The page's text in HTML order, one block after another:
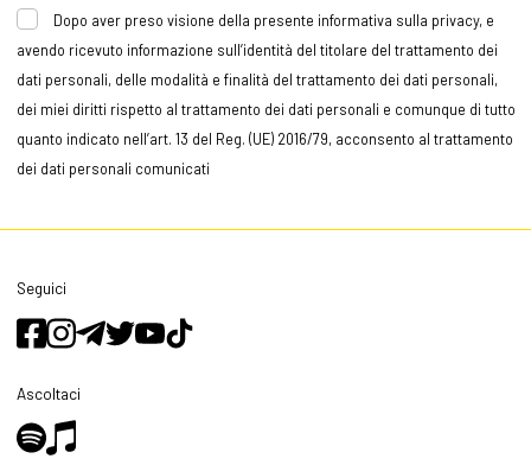
Dopo aver preso visione della presente informativa sulla privacy, e
avendo ricevuto informazione sull’identità del titolare del trattamento dei
dati personali, delle modalità e finalità del trattamento dei dati personali,
dei miei diritti rispetto al trattamento dei dati personali e comunque di tutto
quanto indicato nell’art. 13 del Reg. (UE) 2016/79, acconsento al trattamento
dei dati personali comunicati
Seguici
Ascoltaci